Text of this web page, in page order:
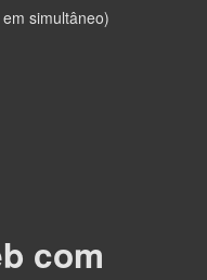
simultâneo)
com